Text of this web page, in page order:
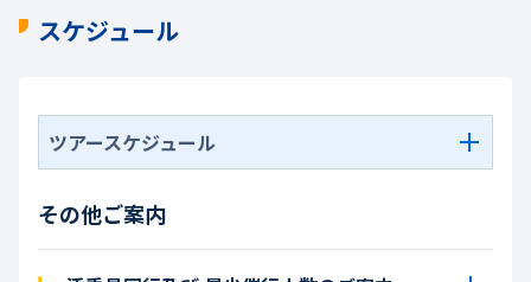
スケジュール
ツアースケジュール
その他ご案内